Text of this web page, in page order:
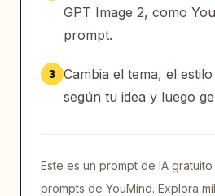
GPT Image 2, como
prompt.
3 Cambia el tema, el
según tu idea y luego
Este es un prompt de IA
prompts de YouMind. Explora